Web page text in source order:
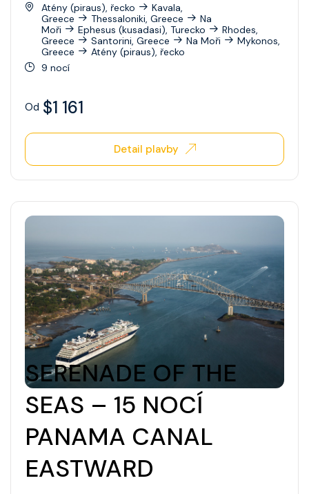
Atény (piraus), řecko
Kavala,
Greece
Thessaloniki, Greece
Na
Moři
Ephesus (kusadasi), Turecko
Rhodes,
Greece
Santorini, Greece Na Moři
Mykonos,
Greece
Atény (piraus), řecko
9 nocí
Od $1 161
Detail plavby
SERENADE OF THE
SEAS – 15 NOCÍ
PANAMA CANAL
EASTWARD